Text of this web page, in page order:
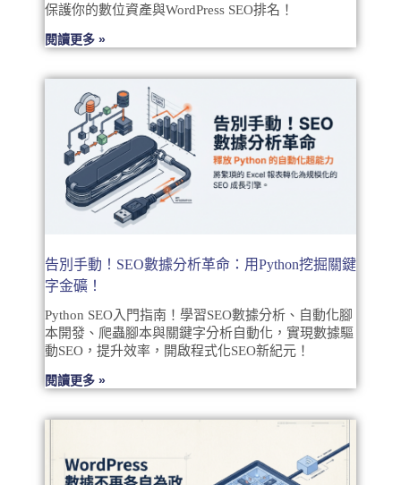
保護你的數位資產與WordPress SEO排名！
閱讀更多 »
告別手動！SEO數據分析革命：用Python挖掘關鍵
字金礦！
Python SEO入門指南！學習SEO數據分析、自動化腳
本開發、爬蟲腳本與關鍵字分析自動化，實現數據驅
動SEO，提升效率，開啟程式化SEO新紀元！
閱讀更多 »